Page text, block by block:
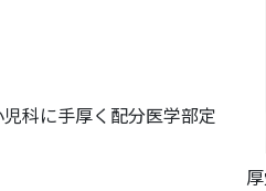
科に手厚く配分医学部定